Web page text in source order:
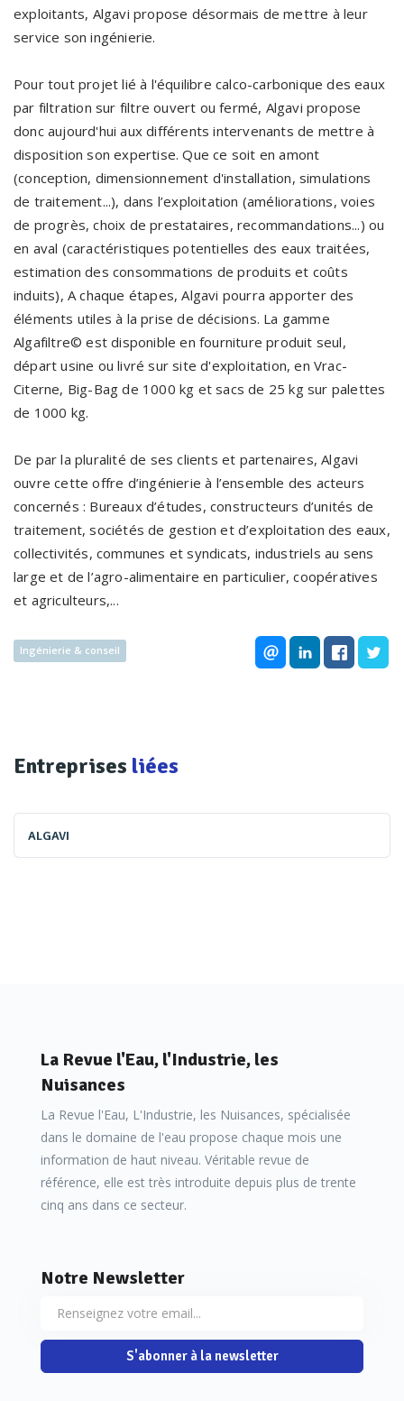
exploitants, Algavi propose désormais de mettre à leur
service son ingénierie.
Pour tout projet lié à l'équilibre calco-carbonique des eaux
par filtration sur filtre ouvert ou fermé, Algavi propose
donc aujourd'hui aux différents intervenants de mettre à
disposition son expertise. Que ce soit en amont
(conception, dimensionnement d'installation, simulations
de traitement...), dans l’exploitation (améliorations, voies
de progrès, choix de prestataires, recommandations...) ou
en aval (caractéristiques potentielles des eaux traitées,
estimation des consommations de produits et coûts
induits), A chaque étapes, Algavi pourra apporter des
éléments utiles à la prise de décisions. La gamme
Algafiltre© est disponible en fourniture produit seul,
départ usine ou livré sur site d'exploitation, en Vrac-
Citerne, Big-Bag de 1000 kg et sacs de 25 kg sur palettes
de 1000 kg.
De par la pluralité de ses clients et partenaires, Algavi
ouvre cette offre d’ingénierie à l’ensemble des acteurs
concernés : Bureaux d’études, constructeurs d’unités de
traitement, sociétés de gestion et d’exploitation des eaux,
collectivités, communes et syndicats, industriels au sens
large et de l’agro-alimentaire en particulier, coopératives
et agriculteurs,...
Ingénierie & conseil
Entreprises liées
ALGAVI
La Revue l'Eau, l'Industrie, les
Nuisances
La Revue l'Eau, L'Industrie, les Nuisances, spécialisée
dans le domaine de l'eau propose chaque mois une
information de haut niveau. Véritable revue de
référence, elle est très introduite depuis plus de trente
cinq ans dans ce secteur.
Notre Newsletter
S'abonner à la newsletter